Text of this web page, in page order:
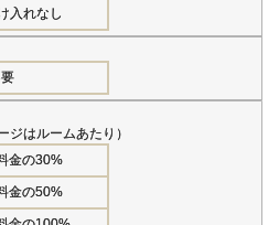
入れなし
ジはルームあたり）
金の30%
金の50%